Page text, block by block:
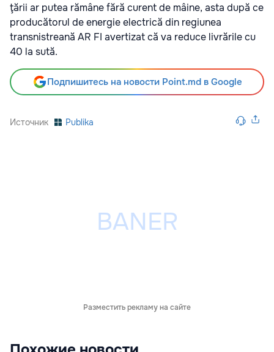
ţării ar putea rămâne fără curent de mâine, asta după ce
producătorul de energie electrică din regiunea
transnistreană AR FI avertizat că va reduce livrările cu
40 la sută.
Подпишитесь на новости Point.md в Google
Источник Publika
Разместить рекламу на сайте